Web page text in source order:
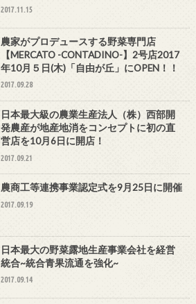
2017.11.15
農家がプロデュースする野菜専門店
【MERCATO -CONTADINO-】2号店2017
年10月５日(木)「自由が丘」にOPEN！！
2017.09.28
日本最大級の農業生産法人（株）西部開
発農産が地産地消をコンセプトに初の直
営店を10月6日に開店！
2017.09.21
農商工等連携事業認定式を9月25日に開催
2017.09.19
日本最大の野菜露地生産事業会社を経営
統合~統合青果流通を強化~
2017.09.14